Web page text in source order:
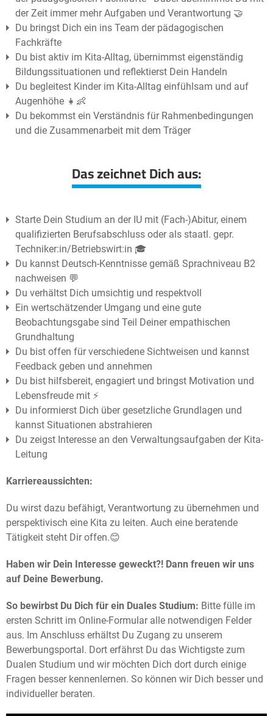
der Zeit immer mehr Aufgaben und Verantwortung 🤝
Du bringst Dich ein ins Team der pädagogischen
Fachkräfte
Du bist aktiv im Kita-Alltag, übernimmst eigenständig
Bildungssituationen und reflektierst Dein Handeln
Du begleitest Kinder im Kita-Alltag einfühlsam und auf
Augenhöhe 👧👶
Du bekommst ein Verständnis für Rahmenbedingungen
und die Zusammenarbeit mit dem Träger
Das zeichnet Dich aus:
Starte Dein Studium an der IU mit (Fach-)Abitur, einem
qualifizierten Berufsabschluss oder als staatl. gepr.
Techniker:in/Betriebswirt:in 🎓
Du kannst Deutsch-Kenntnisse gemäß Sprachniveau B2
nachweisen 💬
Du verhältst Dich umsichtig und respektvoll
Ein wertschätzender Umgang und eine gute
Beobachtungsgabe sind Teil Deiner empathischen
Grundhaltung
Du bist offen für verschiedene Sichtweisen und kannst
Feedback geben und annehmen
Du bist hilfsbereit, engagiert und bringst Motivation und
Lebensfreude mit ⚡️
Du informierst Dich über gesetzliche Grundlagen und
kannst Situationen abstrahieren
Du zeigst Interesse an den Verwaltungsaufgaben der Kita-
Leitung
Karriereaussichten:
Du wirst dazu befähigt, Verantwortung zu übernehmen und
perspektivisch eine Kita zu leiten. Auch eine beratende
Tätigkeit steht Dir offen.😊
Haben wir Dein Interesse geweckt?! Dann freuen wir uns
auf Deine Bewerbung.
So bewirbst Du Dich für ein Duales Studium: Bitte fülle im
ersten Schritt im Online-Formular alle notwendigen Felder
aus. Im Anschluss erhältst Du Zugang zu unserem
Bewerbungsportal. Dort erfährst Du das Wichtigste zum
Dualen Studium und wir möchten Dich dort durch einige
Fragen besser kennenlernen. So können wir Dich besser und
individueller beraten.